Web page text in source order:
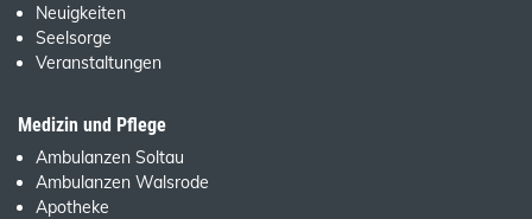
Neuigkeiten
Seelsorge
Veranstaltungen
Medizin und Pflege
Ambulanzen Soltau
Ambulanzen Walsrode
Apotheke